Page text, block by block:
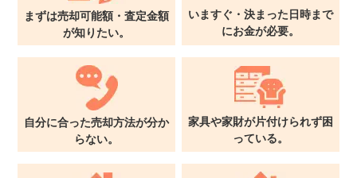
まずは売却可能額・査定金額
が知りたい。
いますぐ・決まった日時まで
にお金が必要。
自分に合った売却方法が分か
らない。
家具や家財が片付けられず困
っている。